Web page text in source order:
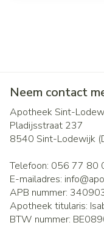
Neem contact
Apotheek Sint-
Pladijsstraat 237
8540 Sint-Lodewijk
Telefoon: 056 77 80
E-mailadres: info@
APB nummer:
Apotheek titularis:
BTW nummer: